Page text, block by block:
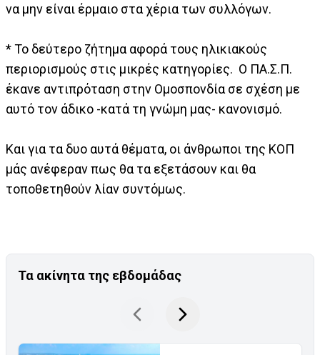
να μην είναι έρμαιο στα χέρια των συλλόγων.
* Το δεύτερο ζήτημα αφορά τους ηλικιακούς
περιορισμούς στις μικρές κατηγορίες. Ο ΠΑ.Σ.Π.
έκανε αντιπρόταση στην Ομοσπονδία σε σχέση με
αυτό τον άδικο -κατά τη γνώμη μας- κανονισμό.
Και για τα δυο αυτά θέματα, οι άνθρωποι της ΚΟΠ
μάς ανέφεραν πως θα τα εξετάσουν και θα
τοποθετηθούν λίαν συντόμως.
Τα ακίνητα της εβδομάδας